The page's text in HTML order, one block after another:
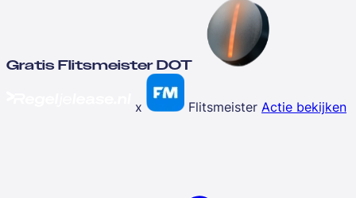
Gratis Flitsmeister DOT
x Flitsmeister Actie bekijken